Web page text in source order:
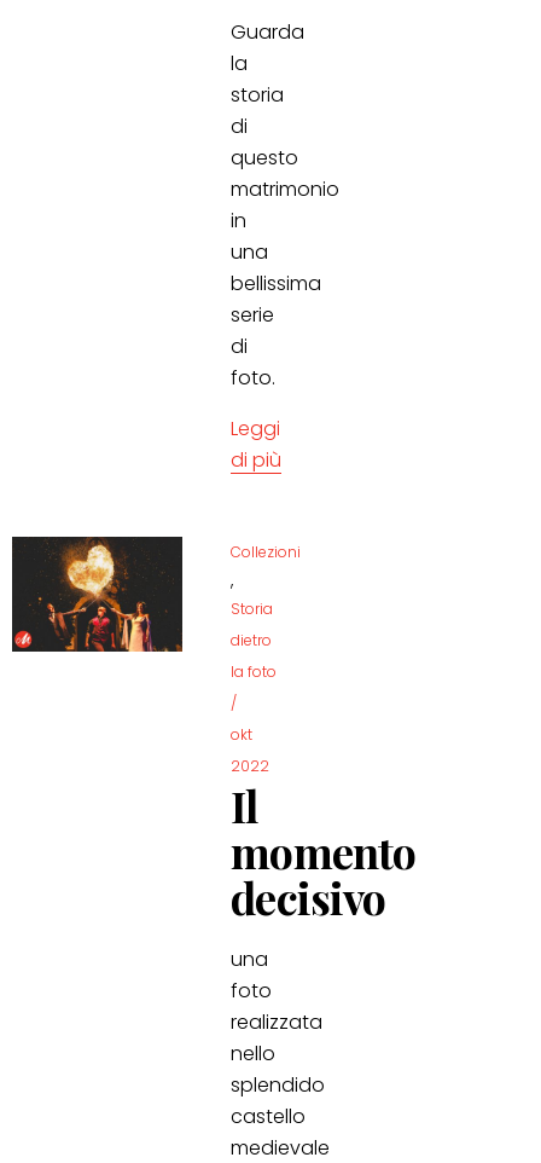
Guarda
la
storia
di
questo
matrimonio
in
una
bellissima
serie
di
foto.
Leggi
di più
Collezioni
,
Storia
dietro
la foto
/
okt
2022
Il
momento
decisivo
una
foto
realizzata
nello
splendido
castello
medievale